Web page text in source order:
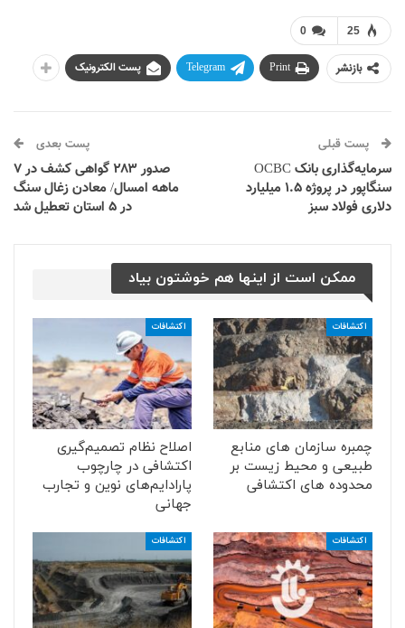
0 25
بازنشر Print
Telegram پست الکترونیک
پست قبلی
سرمایه‌گذاری بانک OCBC
سنگاپور در پروژه ۱.۵ میلیارد
دلاری فولاد سبز
پست بعدی
صدور ۲۸۳ گواهی کشف در ۷
ماهه امسال/ معادن زغال سنگ
در ۵ استان تعطیل شد
ممکن است از اینها هم خوشتون بیاد
اکتشافات
چمبره سازمان های منابع
طبیعی و محیط زیست بر
محدوده های اکتشافی
اکتشافات
اصلاح نظام تصمیم‌گیری
اکتشافی در چارچوب
پارادایم‌های نوین و تجارب
جهانی
اکتشافات اکتشافات